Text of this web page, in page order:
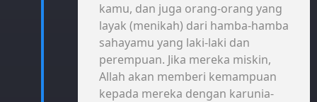
kamu, dan juga orang-orang yang
layak (menikah) dari hamba-hamba
sahayamu yang laki-laki dan
perempuan. Jika mereka miskin,
Allah akan memberi kemampuan
kepada mereka dengan karunia-